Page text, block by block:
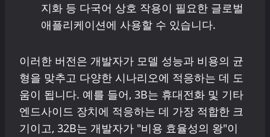
지화 등 다국어 상호 작용이 필요한 글로벌
애플리케이션에 사용할 수 있습니다.
이러한 버전은 개발자가 모델 성능과 비용의 균
형을 맞추고 다양한 시나리오에 적응하는 데 도
움이 됩니다. 예를 들어, 3B는 휴대전화 및 기타
엔드사이드 장치에 적응하는 데 가장 적합한 크
기이고, 32B는 개발자가 "비용 효율성의 왕"이